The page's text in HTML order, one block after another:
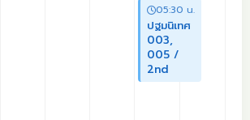
05:30 น.
ปฐมนิเทศ
003,
005 /
2nd